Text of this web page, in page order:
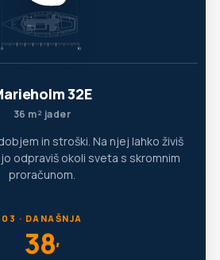
32E
36 m² jader
in stroški. Na njej lahko živiš
odpraviš okoli sveta s skromnim
proračunom.
03 · DANAŠNJA
38′